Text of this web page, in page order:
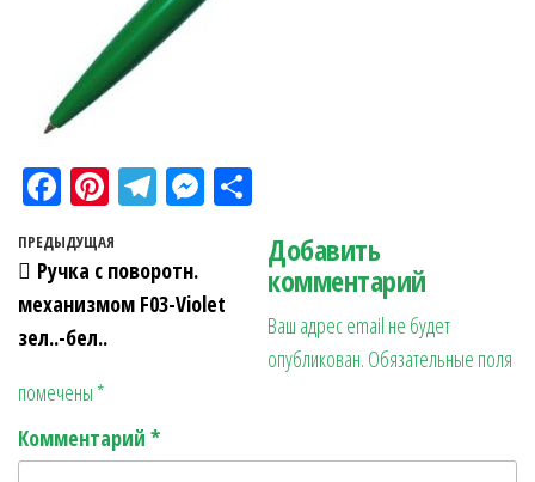
Fa
ce
bo
ok
Pi
nt
er
es
Te
gr
a
M
n
ра
в
ит
ь
Навигация по записям
Предыдущая запись
ПРЕДЫДУЩАЯ
Ручка с поворотн.
механизмом F03-Violet
зел..-бел..
Добавить
комментарий
Ваш адрес email не будет
опубликован. Обязательные поля
помечены *
Комментарий *